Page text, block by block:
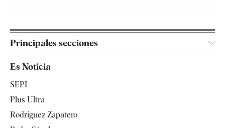
Principales secciones
Televisión
Es Noticia
SEPI
Plus Ultra
Rodríguez Zapatero